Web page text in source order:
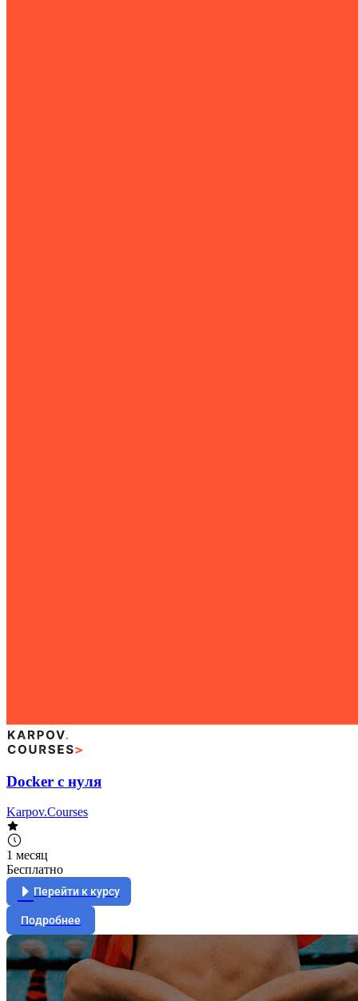
Docker с нуля
Karpov.Courses
1 месяц
Бесплатно
Перейти к курсу
Подробнее